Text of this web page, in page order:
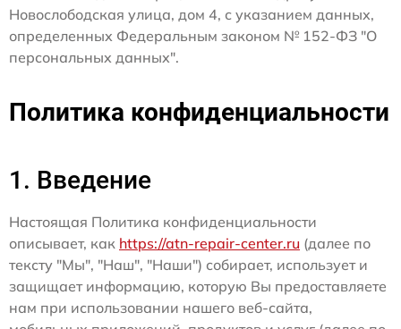
Новослободская улица, дом 4, с указанием данных,
определенных Федеральным законом № 152-ФЗ "О
персональных данных".
Политика конфиденциальности
1. Введение
Настоящая Политика конфиденциальности
описывает, как https://atn-repair-center.ru (далее по
тексту "Мы", "Наш", "Наши") собирает, использует и
защищает информацию, которую Вы предоставляете
нам при использовании нашего веб-сайта,